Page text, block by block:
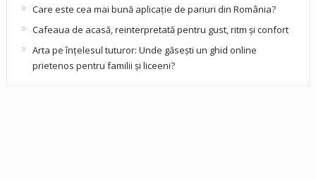
Care este cea mai bună aplicație de pariuri din România?
Cafeaua de acasă, reinterpretată pentru gust, ritm și confort
Arta pe înțelesul tuturor: Unde găsești un ghid online
prietenos pentru familii și liceeni?